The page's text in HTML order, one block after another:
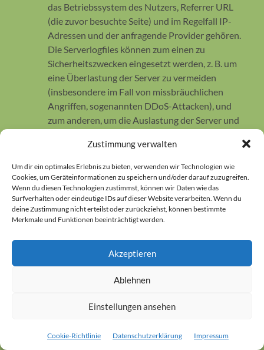
Zustimmung verwalten
Um dir ein optimales Erlebnis zu bieten, verwenden wir Technologien wie
Cookies, um Geräteinformationen zu speichern und/oder darauf zuzugreifen.
Wenn du diesen Technologien zustimmst, können wir Daten wie das
Surfverhalten oder eindeutige IDs auf dieser Website verarbeiten. Wenn du
deine Zustimmung nicht erteilst oder zurückziehst, können bestimmte
Merkmale und Funktionen beeinträchtigt werden.
Akzeptieren
Ablehnen
Einstellungen ansehen
Cookie-Richtlinie Datenschutzerklärung Impressum
das Betriebssystem des Nutzers, Referrer URL
(die zuvor besuchte Seite) und im Regelfall IP-
Adressen und der anfragende Provider gehören.
Die Serverlogfiles können zum einen zu
Sicherheitszwecken eingesetzt werden, z. B. um
eine Überlastung der Server zu vermeiden
(insbesondere im Fall von missbräuchlichen
Angriffen, sogenannten DDoS-Attacken), und
zum anderen, um die Auslastung der Server und
sicherzustellen;Rechtsgrundlagen:
Interessen (Art. 6 Abs. 1 S. 1 lit. f)
DSGVO).Löschung von Daten:Logfile-
Informationen werden für die Dauer von
maximal 30 Tagen gespeichert und danach
gelöscht oder anonymisiert. Daten, deren
des jeweiligen Vorfalls von der Löschung
Einsatz von Cookies
Unter dem Begriff „Cookies“ werden Funktionen, die